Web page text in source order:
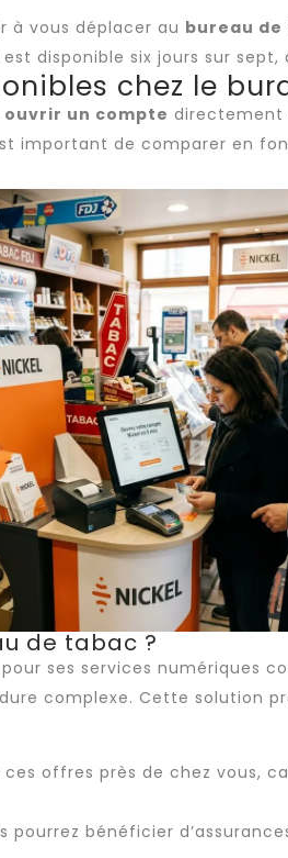
à vous déplacer au bureau de
disponible six jours sur sept,
chez le
ouvrir un compte directement
important de comparer en
de tabac ?
ses services numériques
complexe. Cette solution
offres près de chez vous,
pourrez bénéficier